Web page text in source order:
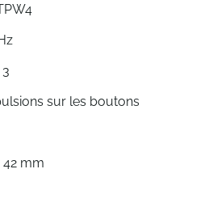
sur les boutons
42 mm